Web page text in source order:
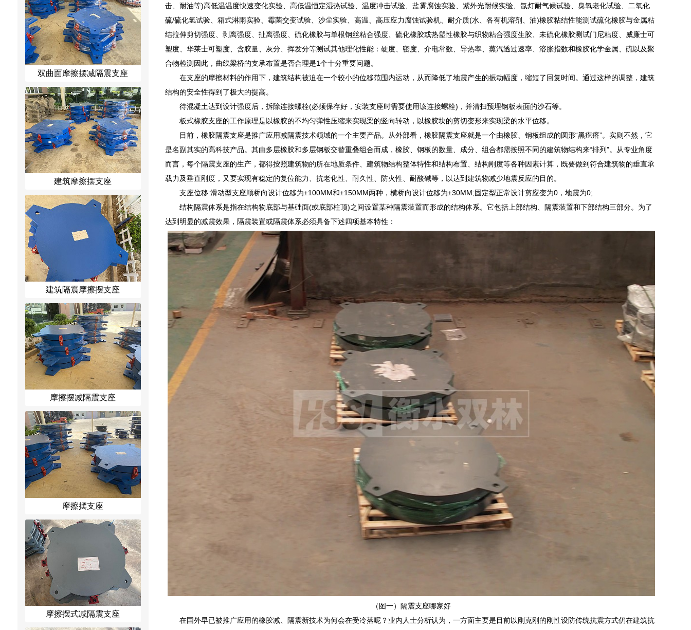
双曲面摩擦摆减隔震支座
建筑摩擦摆支座
建筑隔震摩擦摆支座
摩擦摆减隔震支座
摩擦摆支座
摩擦摆式减隔震支座
击、耐油等)高低温温度快速变化实验、高低温恒定湿热试验、温度冲击试验、盐雾腐蚀实验、紫外光耐候实验、氙灯耐气候试验、臭氧老化试验、二氧化
硫/硫化氢试验、箱式淋雨实验、霉菌交变试验、沙尘实验、高温、高压应力腐蚀试验机、耐介质(水、各有机溶剂、油)橡胶粘结性能测试硫化橡胶与金属粘
结拉伸剪切强度、剥离强度、扯离强度、硫化橡胶与单根钢丝粘合强度、硫化橡胶或热塑性橡胶与织物粘合强度生胶、未硫化橡胶测试门尼粘度、威廉士可
塑度、华莱士可塑度、含胶量、灰分、挥发分等测试其他理化性能：硬度、密度、介电常数、导热率、蒸汽透过速率、溶胀指数和橡胶化学金属、硫以及聚
合物检测因此，曲线梁桥的支承布置是否合理是1个十分重要问题。
在支座的摩擦材料的作用下，建筑结构被迫在一个较小的位移范围内运动，从而降低了地震产生的振动幅度，缩短了回复时间。通过这样的调整，建筑
结构的安全性得到了极大的提高。
待混凝土达到设计强度后，拆除连接螺栓(必须保存好，安装支座时需要使用该连接螺栓)，并清扫预埋钢板表面的沙石等。
板式橡胶支座的工作原理是以橡胶的不均匀弹性压缩来实现梁的竖向转动，以橡胶块的剪切变形来实现梁的水平位移。
目前，橡胶隔震支座是推广应用减隔震技术领域的一个主要产品。从外部看，橡胶隔震支座就是一个由橡胶、钢板组成的圆形“黑疙瘩”。实则不然，它
是名副其实的高科技产品。其由多层橡胶和多层钢板交替重叠组合而成，橡胶、钢板的数量、成分、组合都需按照不同的建筑物结构来“排列”。从专业角度
而言，每个隔震支座的生产，都得按照建筑物的所在地质条件、建筑物结构整体特性和结构布置、结构刚度等各种因素计算，既要做到符合建筑物的垂直承
载力及垂直刚度，又要实现有稳定的复位能力、抗老化性、耐久性、防火性、耐酸碱等，以达到建筑物减少地震反应的目的。
支座位移:滑动型支座顺桥向设计位移为±100MM和±150MM两种，横桥向设计位移为±30MM;固定型正常设计剪应变为0，地震为0;
结构隔震体系是指在结构物底部与基础面(或底部柱顶)之间设置某种隔震装置而形成的结构体系。它包括上部结构、隔震装置和下部结构三部分。为了
达到明显的减震效果，隔震装置或隔震体系必须具备下述四项基本特性：
（图一）隔震支座哪家好
在国外早已被推广应用的橡胶减、隔震新技术为何会在受冷落呢？业内人士分析认为，一方面主要是目前以刚克刚的刚性设防传统抗震方式仍在建筑抗